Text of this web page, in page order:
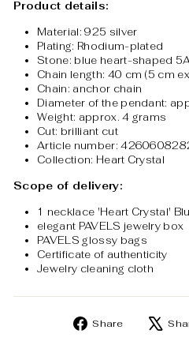
Product details:
Material: 925 silver
Plating: Rhodium-plated
Stone: blue heart-shaped
Chain length: 40 cm (5 cm
Chain: anchor chain
Diameter of the pendant:
Weight: approx. 4 grams
Cut: brilliant cut
Article number:
Collection: Heart Crystal
Scope of delivery:
1 necklace 'Heart Crystal'
elegant PAVELS jewelry box
PAVELS glossy bags
Certificate of authenticity
Jewelry cleaning cloth
Share
Share